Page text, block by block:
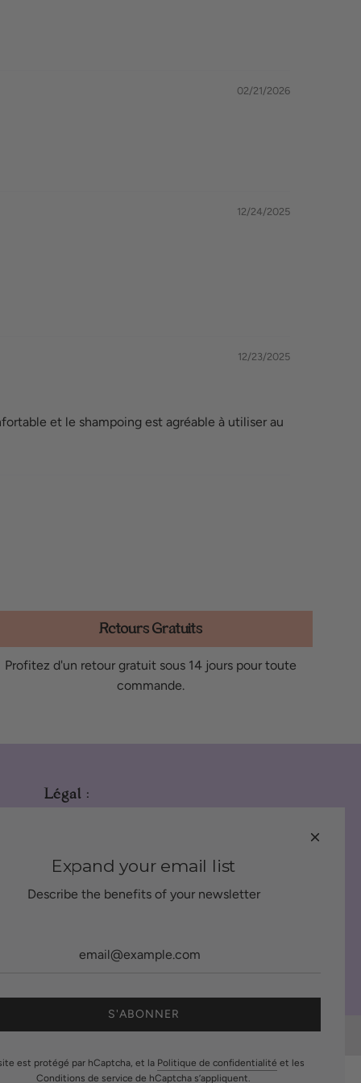
02/21/2026
12/24/2025
12/23/2025
et le shampoing est agréable à utiliser au
Retours Gratuits
Profitez d'un retour gratuit sous 14 jours pour toute
commande.
Légal :
Agency
Expand your email list
Describe the benefits of your newsletter
S'ABONNER
est protégé par hCaptcha, et la Politique de confidentialité et les
Conditions de service de hCaptcha s’appliquent.